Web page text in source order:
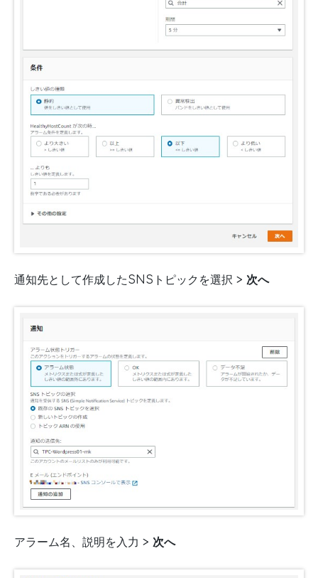
通知先として作成したSNSトピックを選択 > 次へ
アラーム名、説明を入力 > 次へ